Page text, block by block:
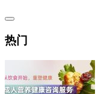
热门